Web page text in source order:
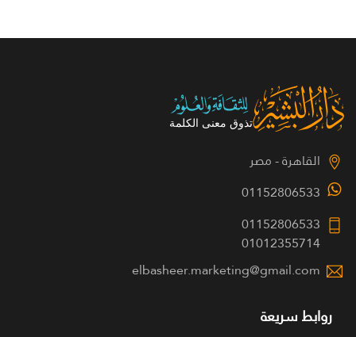
القاهرة - مصر
01152806533
01152806533
01012355714
elbasheer.marketing@gmail.com
روابط سريعة